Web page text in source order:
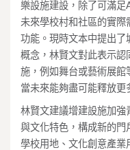
樂設施建設，除了可滿足
未來學校村和社區的實
功能。現時文本中提出了
概念，林賢文對此表示認
施，例如舞台或藝術展館
當未來能夠盡可能釋放更
林賢文建議增建設施加強
與文化特色，構成新的門
學校用地、文化創意產業